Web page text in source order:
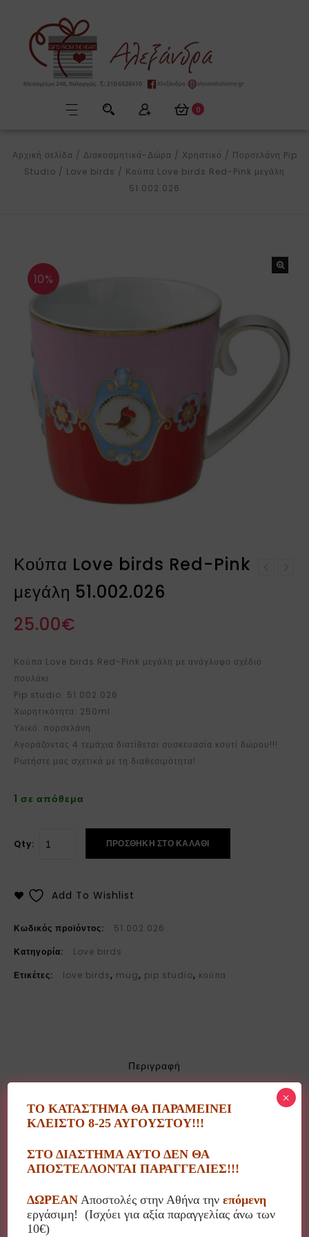
0
Αρχική σελίδα / Διακοσμητικά-Δώρα / Χρηστικό / Πορσελάνη Pip
Studio / Love birds / Κούπα Love birds Red-Pink μεγάλη
51.002.026
10%
Κούπα Love birds Red-Pink
μεγάλη 51.002.026
25.00€
Κούπα Love birds Red-Pink μεγάλη με ανάγλυφο σχέδιο
πουλάκι.
Pip studio: 51.002.026
Χωρητικότητα: 250ml
Υλικό: πορσελάνη
Αγοράζοντας 4 τεμάχια διατίθεται συσκευασία κουτί δώρου!!!
Ρωτήστε μας σχετικά με τη διαθεσιμότητα!
1 σε απόθεμα
Qty: ΠΡΟΣΘΉΚΗ ΣΤΟ ΚΑΛΆΘΙ
Add To Wishlist
Κωδικός προϊόντος:
51.002.026
Κατηγορία:
Love birds
Ετικέτες:
love birds, mug, pip studio, κούπα
Περιγραφή
Κούπα Love birds Red-Pink μεγάλη με ανάγλυφο
Pip studio: 51.002.026
Χωρητικότητα: 250ml
Υλικό: πορσελάνη
ΤΟ ΚΑΤΑΣΤΗΜΑ ΘΑ ΠΑΡΑΜΕΙΝΕΙ
ΚΛΕΙΣΤΟ 8-25 ΑΥΓΟΥΣΤΟΥ!!!
ΣΤΟ ΔΙΑΣΤΗΜΑ ΑΥΤΟ ΔΕΝ ΘΑ
ΑΠΟΣΤΕΛΛΟΝΤΑΙ ΠΑΡΑΓΓΕΛΙΕΣ!!!
ΔΩΡΕΑΝ Αποστολές στην Αθήνα τηνεπόμενη
εργάσιμη! (Ισχύει για αξία παραγγελίας άνω των
10€)
×